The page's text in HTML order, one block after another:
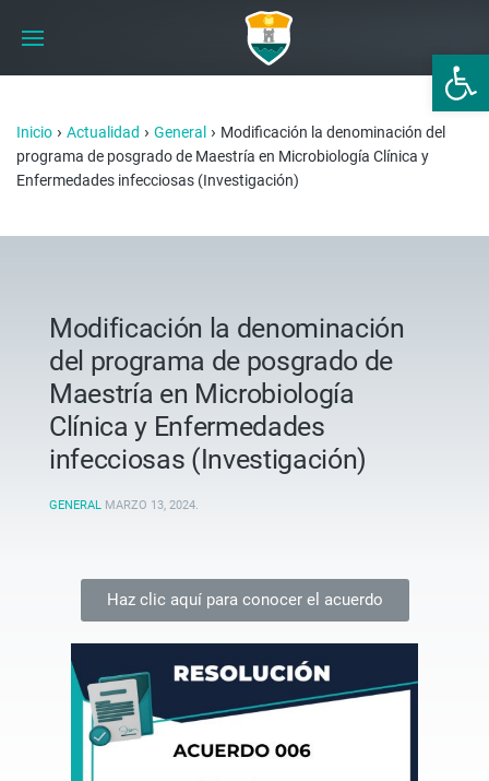
Abrir
Inicio › Actualidad › General › Modificación la denominación del
programa de posgrado de Maestría en Microbiología Clínica y
Enfermedades infecciosas (Investigación)
Modificación la denominación
del programa de posgrado de
Maestría en Microbiología
Clínica y Enfermedades
infecciosas (Investigación)
GENERAL MARZO 13, 2024.
Haz clic aquí para conocer el acuerdo